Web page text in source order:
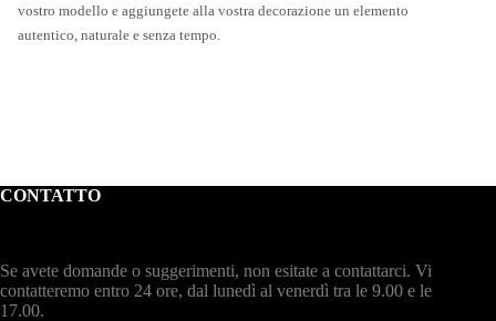
vostro modello e aggiungete alla vostra decorazione un elemento
autentico, naturale e senza tempo.
CONTATTO
Se avete domande o suggerimenti, non esitate a contattarci. Vi
contatteremo entro 24 ore, dal lunedì al venerdì tra le 9.00 e le
17.00.